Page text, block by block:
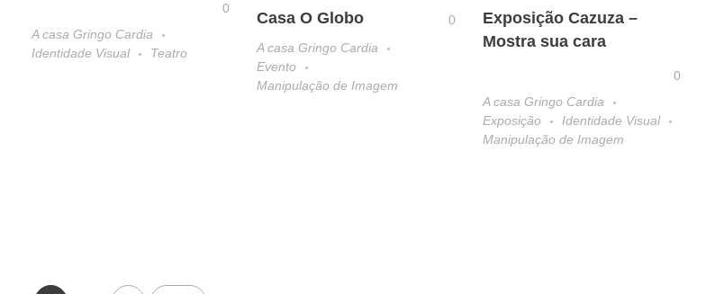
0
A casa Gringo Cardia
Identidade Visual
Teatro
Casa O Globo
0
A casa Gringo Cardia
Evento
Manipulação de Imagem
Exposição Cazuza –
Mostra sua cara
0
A casa Gringo Cardia
Exposição
Identidade Visual
Manipulação de Imagem